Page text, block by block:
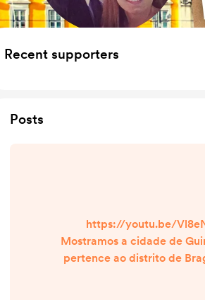
Recent supporters
Posts
https://youtu.be/
Mostramos a cidade de
pertence ao distrito de